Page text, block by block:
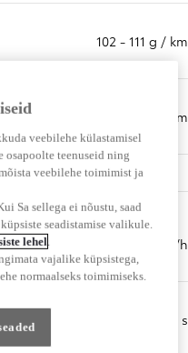
102 - 111 g / km
teavet kWh / 100 km
180 km/h
9,4 s
veebilehe külastamisel
osapoolte teenuseid ning
veebilehe toimimist ja
Sa sellega ei nõustu, saad
seadistamise valikule.
lehel.
vajalike küpsistega,
normaalseks toimimiseks.